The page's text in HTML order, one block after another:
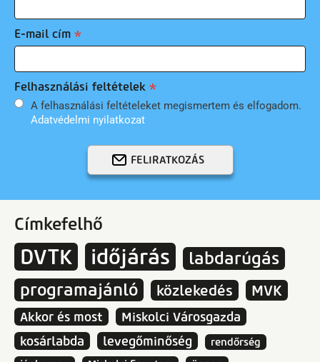
E-mail cím
Felhasználási feltételek
A felhasználási feltételeket megismertem és elfogadom.
Adatvédelmi nyilatkozat
FELIRATKOZÁS
Címkefelhő
DVTK időjárás
labdarúgás
programajánló
közlekedés MVK
Akkor és most
Miskolci Városgazda
kosárlabda
levegőminőség
rendőrség